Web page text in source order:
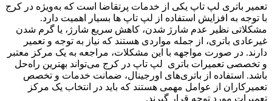
تعمیر باتری لپ‌ تاپ یکی از خدمات پرتقاضا است که به‌ویژه در کرج
با توجه به افزایش استفاده از لپ‌ تاپ‌ ها بسیار اهمیت دارد.
مشکلاتی نظیر عدم شارژ شدن، کاهش سریع شارژ، یا گرم شدن
غیرعادی باتری، از جمله مواردی هستند که نیاز به توجه و تعمیر
دارند. در صورت مواجهه با این مشکلات، مراجعه به یک مرکز معتبر
و تخصصی تعمیرات باتری لپ‌ تاپ در کرج می‌تواند بهترین راه‌حل
باشد. استفاده از باتری‌های اورجینال، ضمانت خدمات و تخصص
تعمیرکاران از عوامل مهمی هستند که باید در انتخاب یک مرکز
تعمیرات مورد توجه قرار گیرند.